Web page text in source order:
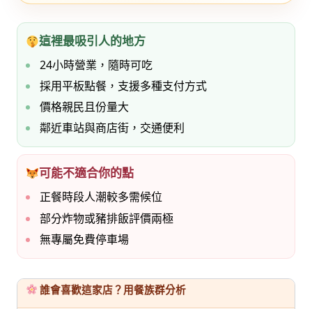
這裡最吸引人的地方
24小時營業，隨時可吃
採用平板點餐，支援多種支付方式
價格親民且份量大
鄰近車站與商店街，交通便利
可能不適合你的點
正餐時段人潮較多需候位
部分炸物或豬排飯評價兩極
無專屬免費停車場
誰會喜歡這家店？用餐族群分析